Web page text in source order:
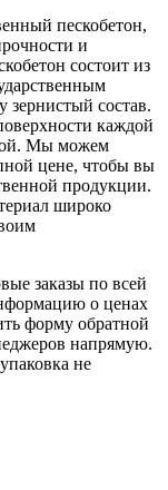
пескобетон,
и
состоит из
зернистый состав.
каждой
Мы можем
цене, чтобы вы
продукции.
широко
заказы по всей
о ценах
форму обратной
напрямую.
не